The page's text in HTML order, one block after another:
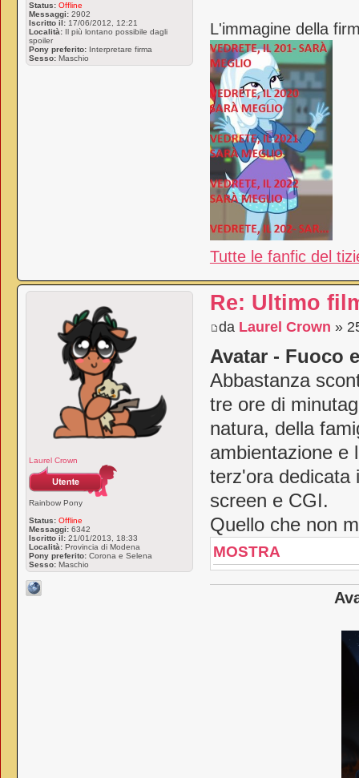
L'immagine della
Tutte le fanfic del
Status: Offline
Messaggi: 2902
Iscritto il: 17/06/2012, 12:21
Località: Il più lontano possibile dagli
spoiler
Pony preferito: Interpretare firma
Sesso: Maschio
Re: Ultimo
da Laurel Crown »
Avatar - Fuoco
Abbastanza
tre ore di
natura, della
ambientazione e
terz'ora dedicata
screen e CGI.
Quello che non
MOSTRA
Laurel Crown
Rainbow Pony
Status: Offline
Messaggi: 6342
Iscritto il: 21/01/2013, 18:33
Località: Provincia di Modena
Pony preferito: Corona e Selena
Sesso: Maschio